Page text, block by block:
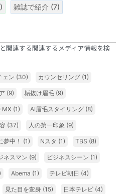
雑誌で紹介 (7)
関連する関連するメディア情報を検
ェン (30) カウンセリング (1)
(9) 垢抜け眉毛 (9)
MX (1) AI眉毛スタイリング (8)
(37) 人の第一印象 (9)
夢中！ (1) Nスタ (1) TBS (8)
ネスマン (9) ビジネスシーン (1)
Abema (1) テレビ朝日 (4)
見た目を変身 (15) 日本テレビ (4)